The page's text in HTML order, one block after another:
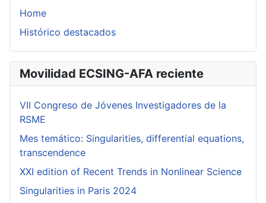
Home
Histórico destacados
Movilidad ECSING-AFA reciente
VII Congreso de Jóvenes Investigadores de la
RSME
Mes temático: Singularities, differential equations,
transcendence
XXI edition of Recent Trends in Nonlinear Science
Singularities in Paris 2024